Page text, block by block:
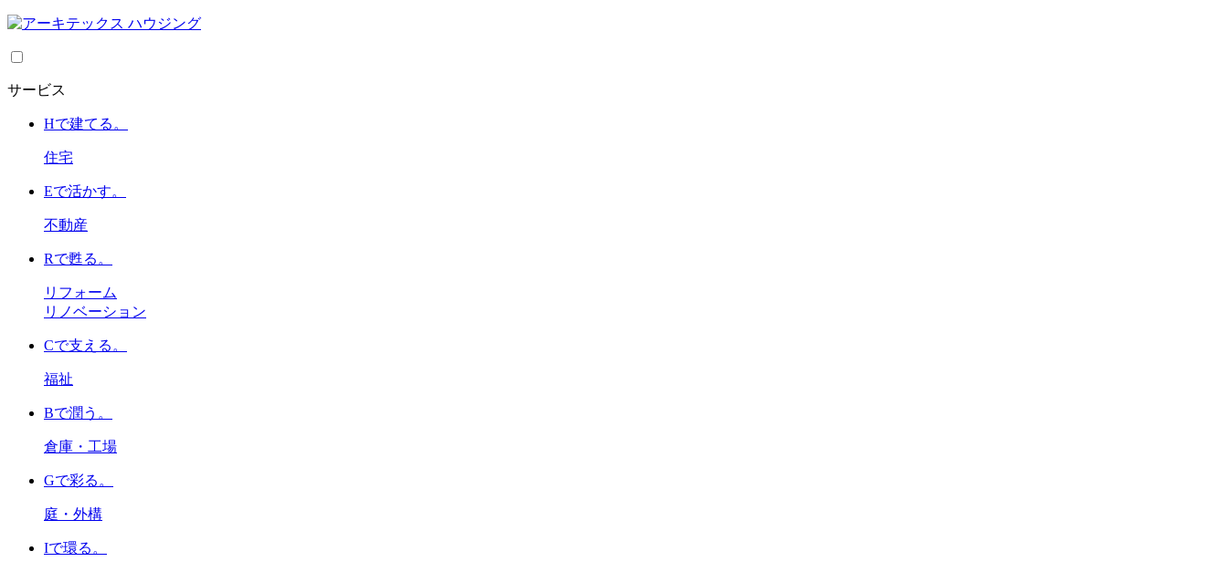
サービス
Hで建てる。
住宅
Eで活かす。
不動産
Rで甦る。
リフォーム
リノベーション
Cで支える。
福祉
Bで潤う。
倉庫・工場
Gで彩る。
庭・外構
Iで環る。